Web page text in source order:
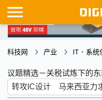
科技网 产业 IT．系统
议题精选－关税试炼下的东